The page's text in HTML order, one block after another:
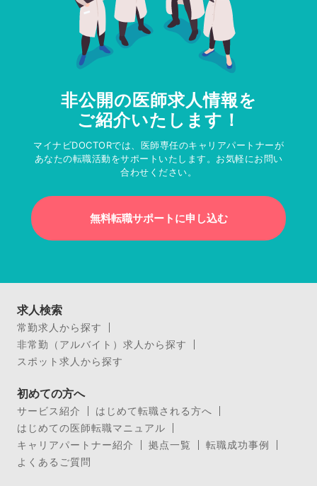
非公開の医師求人情報を
ご紹介いたします！
マイナビDOCTORでは、医師専任のキャリアパートナーが
あなたの転職活動をサポートいたします。お気軽にお問い
合わせください。
無料転職サポートに申し込む
求人検索
常勤求人から探す
非常勤（アルバイト）求人から探す
スポット求人から探す
初めての方へ
サービス紹介
はじめて転職される方へ
はじめての医師転職マニュアル
キャリアパートナー紹介
拠点一覧
転職成功事例
よくあるご質問